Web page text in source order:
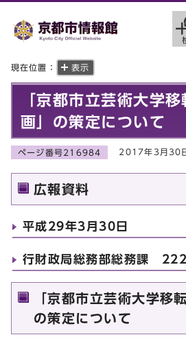
現在位置： 表示
「京都市立芸術大学
画」の策定について
ページ番号216984 2017年3月30
広報資料
平成29年3月30日
行財政局総務部総務課
「京都市立芸術大学移
の策定について